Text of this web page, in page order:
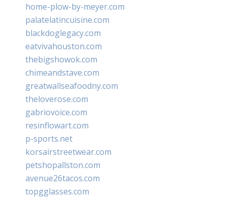
home-plow-by-meyer.com
palatelatincuisine.com
blackdoglegacy.com
eatvivahouston.com
thebigshowok.com
chimeandstave.com
greatwallseafoodny.com
theloverose.com
gabriovoice.com
resinflowart.com
p-sports.net
korsairstreetwear.com
petshopallston.com
avenue26tacos.com
topgglasses.com